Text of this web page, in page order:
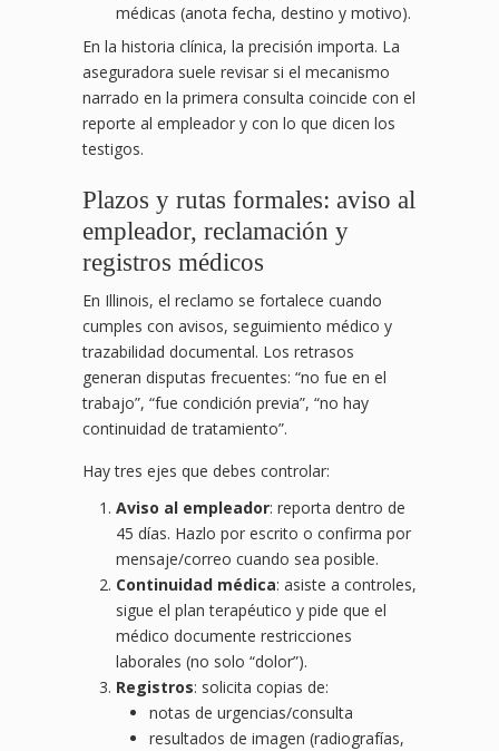
médicas (anota fecha, destino y motivo).
En la historia clínica, la precisión importa. La
aseguradora suele revisar si el mecanismo
narrado en la primera consulta coincide con el
reporte al empleador y con lo que dicen los
testigos.
Plazos y rutas formales: aviso al
empleador, reclamación y
registros médicos
En Illinois, el reclamo se fortalece cuando
cumples con avisos, seguimiento médico y
trazabilidad documental. Los retrasos
generan disputas frecuentes: “no fue en el
trabajo”, “fue condición previa”, “no hay
continuidad de tratamiento”.
Hay tres ejes que debes controlar:
Aviso al empleador: reporta dentro de
45 días. Hazlo por escrito o confirma por
mensaje/correo cuando sea posible.
Continuidad médica: asiste a controles,
sigue el plan terapéutico y pide que el
médico documente restricciones
laborales (no solo “dolor”).
Registros: solicita copias de:
notas de urgencias/consulta
resultados de imagen (radiografías,